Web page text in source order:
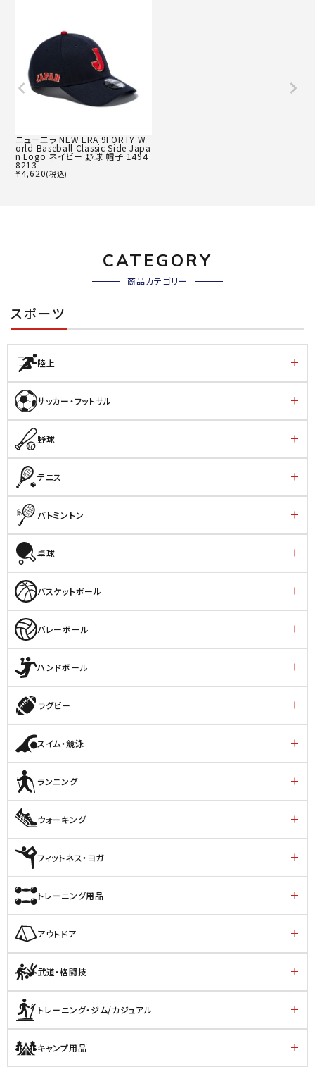
ニューエラ NEW ERA 9FORTY W
orld Baseball Classic Side Japa
n Logo ネイビー 野球 帽子 1494
8213
¥4,620(税込)
CATEGORY
商品カテゴリー
スポーツ
陸上
サッカー・フットサル
野球
テニス
バトミントン
卓球
バスケットボール
バレーボール
ハンドボール
ラグビー
スイム・競泳
ランニング
ウォーキング
フィットネス・ヨガ
トレーニング用品
アウトドア
武道・格闘技
トレーニング・ジム/カジュアル
キャンプ用品